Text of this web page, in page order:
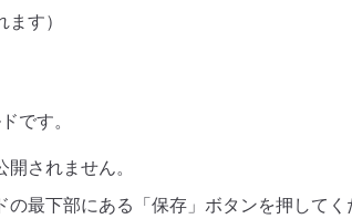
す）
です。
されません。
最下部にある「保存」ボタンを押して